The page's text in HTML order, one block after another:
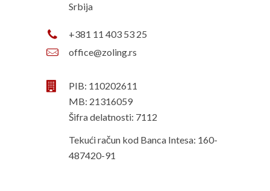
Srbija
+381 11 403 53 25
office@zoling.rs
PIB: 110202611
MB: 21316059
Šifra delatnosti: 7112
Tekući račun kod Banca Intesa: 160-
487420-91